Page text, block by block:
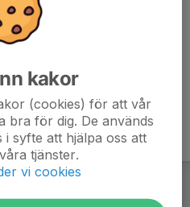
kakor
(cookies) för att vår
bra för dig. De används
syfte att hjälpa oss att
tjänster.
vi cookies